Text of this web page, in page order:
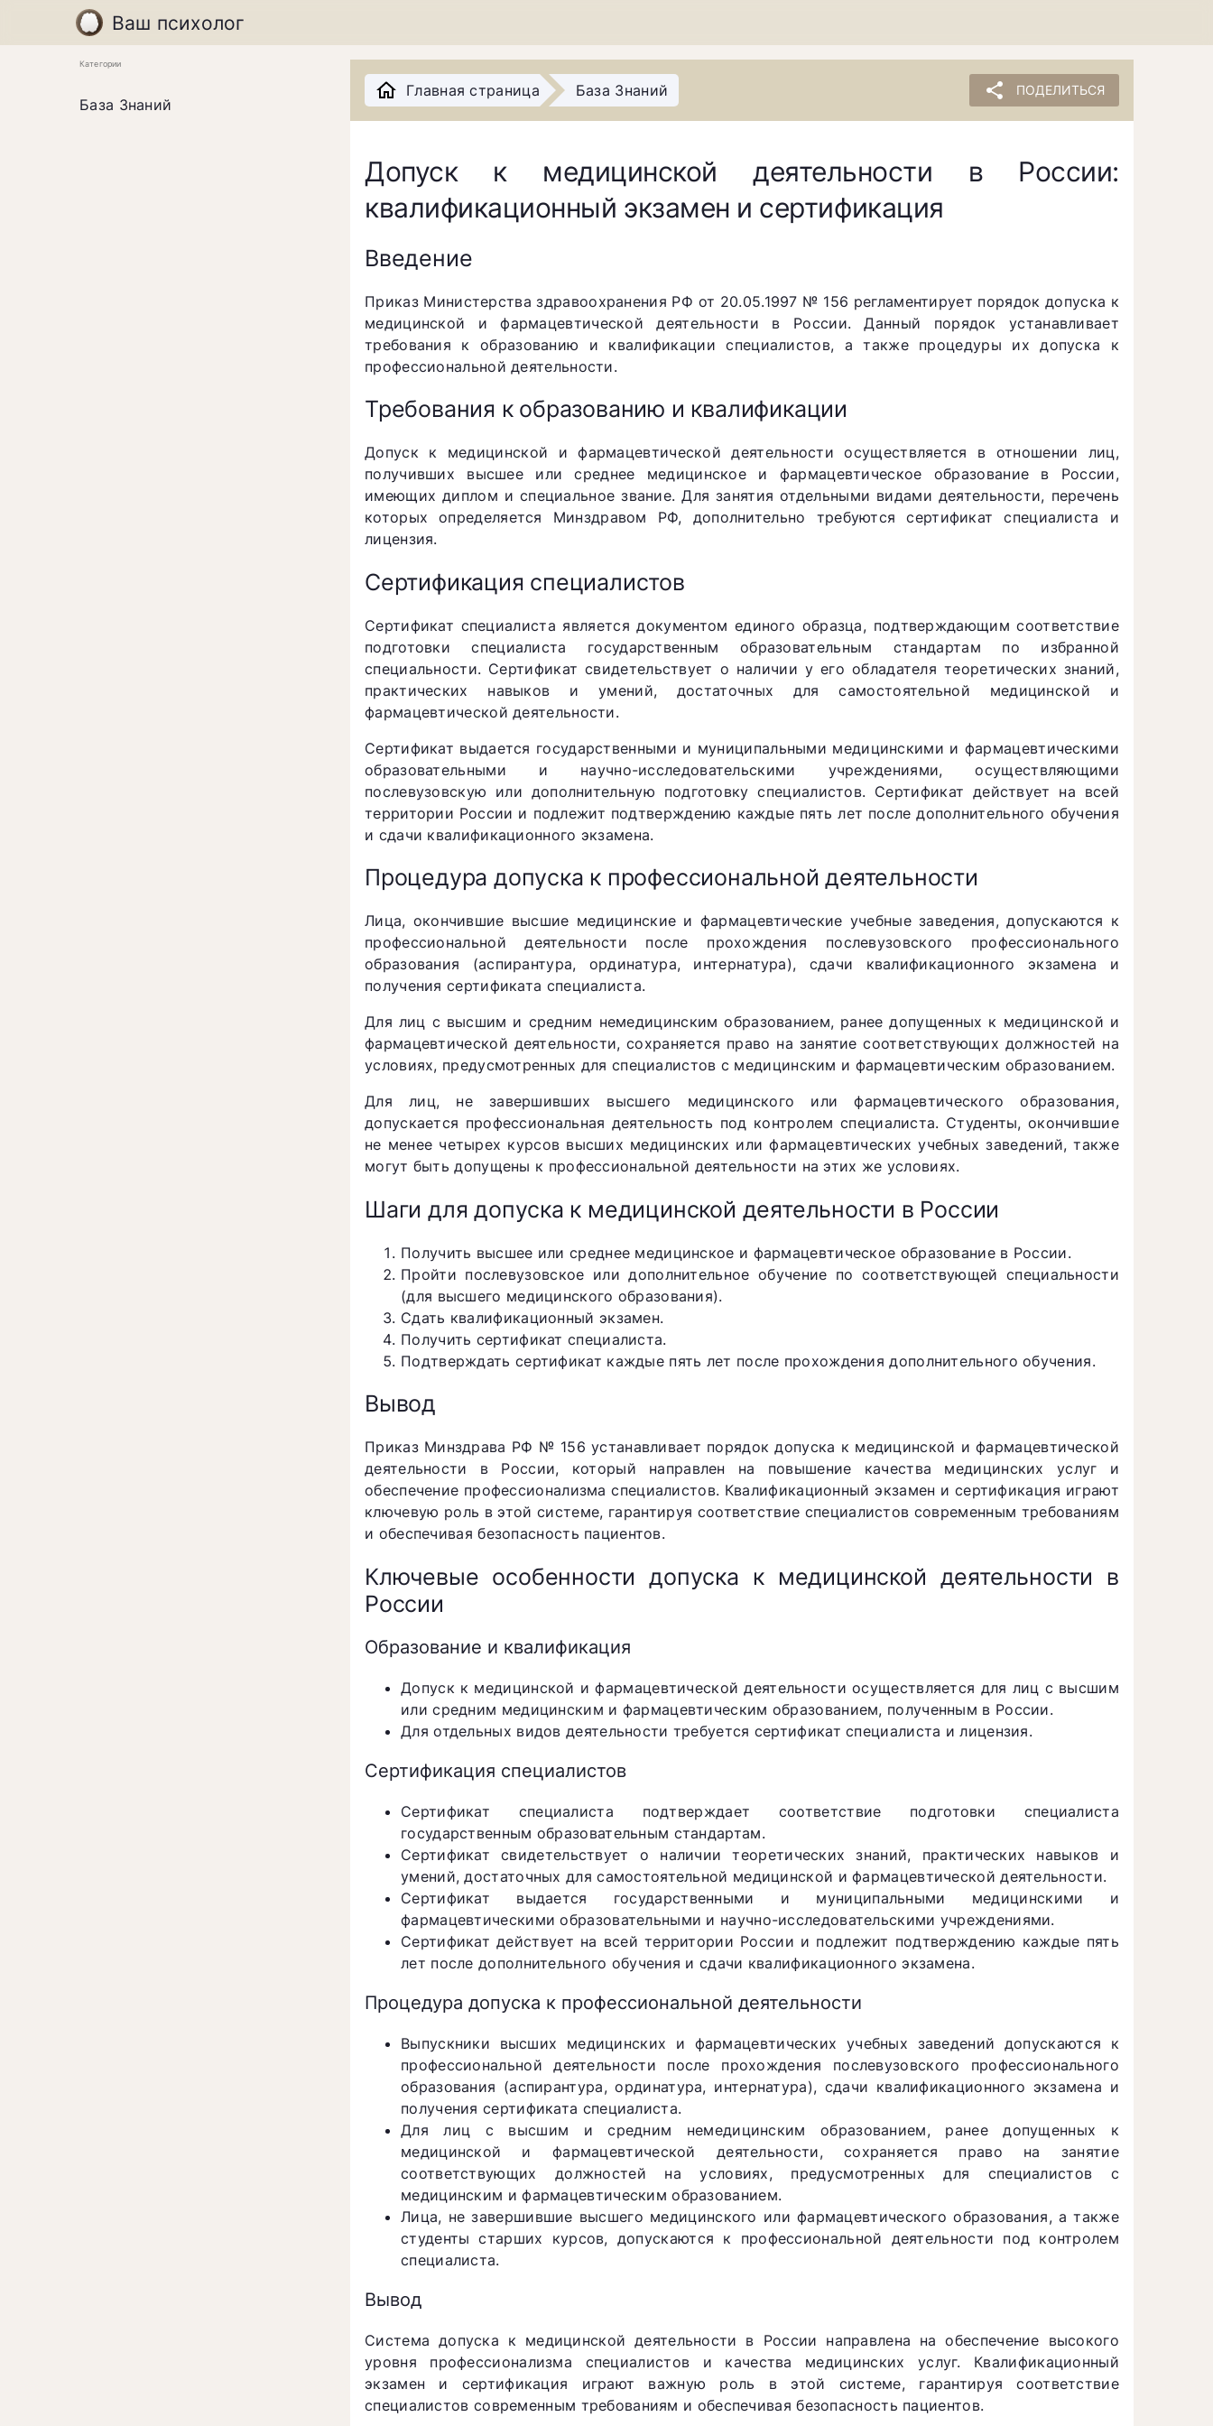
Ваш психолог
Категории
База Знаний
Главная страница База Знаний share ПОДЕЛИТЬСЯ
Допуск к медицинской деятельности в России:
квалификационный экзамен и сертификация
Введение
Приказ Министерства здравоохранения РФ от 20.05.1997 № 156 регламентирует порядок допуска к
медицинской и фармацевтической деятельности в России. Данный порядок устанавливает
требования к образованию и квалификации специалистов, а также процедуры их допуска к
профессиональной деятельности.
Требования к образованию и квалификации
Допуск к медицинской и фармацевтической деятельности осуществляется в отношении лиц,
получивших высшее или среднее медицинское и фармацевтическое образование в России,
имеющих диплом и специальное звание. Для занятия отдельными видами деятельности, перечень
которых определяется Минздравом РФ, дополнительно требуются сертификат специалиста и
лицензия.
Сертификация специалистов
Сертификат специалиста является документом единого образца, подтверждающим соответствие
подготовки специалиста государственным образовательным стандартам по избранной
специальности. Сертификат свидетельствует о наличии у его обладателя теоретических знаний,
практических навыков и умений, достаточных для самостоятельной медицинской и
фармацевтической деятельности.
Сертификат выдается государственными и муниципальными медицинскими и фармацевтическими
образовательными и научно-исследовательскими учреждениями, осуществляющими
послевузовскую или дополнительную подготовку специалистов. Сертификат действует на всей
территории России и подлежит подтверждению каждые пять лет после дополнительного обучения
и сдачи квалификационного экзамена.
Процедура допуска к профессиональной деятельности
Лица, окончившие высшие медицинские и фармацевтические учебные заведения, допускаются к
профессиональной деятельности после прохождения послевузовского профессионального
образования (аспирантура, ординатура, интернатура), сдачи квалификационного экзамена и
получения сертификата специалиста.
Для лиц с высшим и средним немедицинским образованием, ранее допущенных к медицинской и
фармацевтической деятельности, сохраняется право на занятие соответствующих должностей на
условиях, предусмотренных для специалистов с медицинским и фармацевтическим образованием.
Для лиц, не завершивших высшего медицинского или фармацевтического образования,
допускается профессиональная деятельность под контролем специалиста. Студенты, окончившие
не менее четырех курсов высших медицинских или фармацевтических учебных заведений, также
могут быть допущены к профессиональной деятельности на этих же условиях.
Шаги для допуска к медицинской деятельности в России
Получить высшее или среднее медицинское и фармацевтическое образование в России.
Пройти послевузовское или дополнительное обучение по соответствующей специальности
(для высшего медицинского образования).
Сдать квалификационный экзамен.
Получить сертификат специалиста.
Подтверждать сертификат каждые пять лет после прохождения дополнительного обучения.
Вывод
Приказ Минздрава РФ № 156 устанавливает порядок допуска к медицинской и фармацевтической
деятельности в России, который направлен на повышение качества медицинских услуг и
обеспечение профессионализма специалистов. Квалификационный экзамен и сертификация играют
ключевую роль в этой системе, гарантируя соответствие специалистов современным требованиям
и обеспечивая безопасность пациентов.
Ключевые особенности допуска к медицинской деятельности в
России
Образование и квалификация
Допуск к медицинской и фармацевтической деятельности осуществляется для лиц с высшим
или средним медицинским и фармацевтическим образованием, полученным в России.
Для отдельных видов деятельности требуется сертификат специалиста и лицензия.
Сертификация специалистов
Сертификат специалиста подтверждает соответствие подготовки специалиста
государственным образовательным стандартам.
Сертификат свидетельствует о наличии теоретических знаний, практических навыков и
умений, достаточных для самостоятельной медицинской и фармацевтической деятельности.
Сертификат выдается государственными и муниципальными медицинскими и
фармацевтическими образовательными и научно-исследовательскими учреждениями.
Сертификат действует на всей территории России и подлежит подтверждению каждые пять
лет после дополнительного обучения и сдачи квалификационного экзамена.
Процедура допуска к профессиональной деятельности
Выпускники высших медицинских и фармацевтических учебных заведений допускаются к
профессиональной деятельности после прохождения послевузовского профессионального
образования (аспирантура, ординатура, интернатура), сдачи квалификационного экзамена и
получения сертификата специалиста.
Для лиц с высшим и средним немедицинским образованием, ранее допущенных к
медицинской и фармацевтической деятельности, сохраняется право на занятие
соответствующих должностей на условиях, предусмотренных для специалистов с
медицинским и фармацевтическим образованием.
Лица, не завершившие высшего медицинского или фармацевтического образования, а также
студенты старших курсов, допускаются к профессиональной деятельности под контролем
специалиста.
Вывод
Система допуска к медицинской деятельности в России направлена на обеспечение высокого
уровня профессионализма специалистов и качества медицинских услуг. Квалификационный
экзамен и сертификация играют важную роль в этой системе, гарантируя соответствие
специалистов современным требованиям и обеспечивая безопасность пациентов.